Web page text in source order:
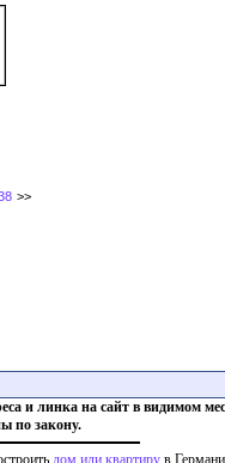
>>
и линка на сайт в видимом
по закону.
дом или квартирув